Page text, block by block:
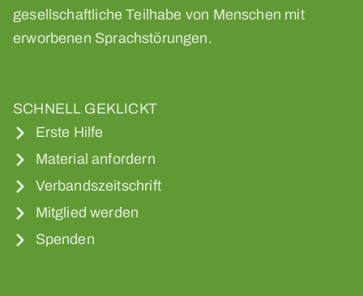
gesellschaftliche Teilhabe von Menschen mit
erworbenen Sprachstörungen.
SCHNELL GEKLICKT
Erste Hilfe
Material anfordern
Verbandszeitschrift
Mitglied werden
Spenden